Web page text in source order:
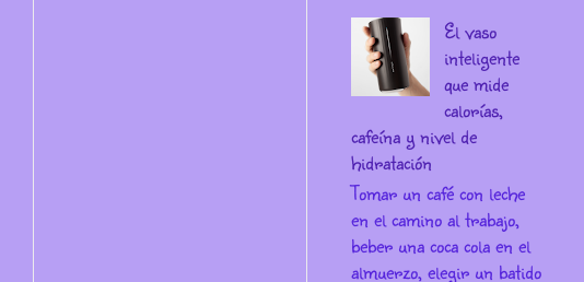
El vaso
inteligente
que mide
calorías,
cafeína y nivel de
hidratación
Tomar un café con leche
en el camino al trabajo,
beber una coca cola en el
almuerzo, elegir un batido